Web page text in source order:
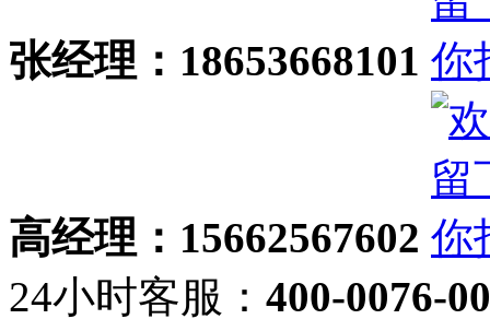
张经理：18653668101
高经理：15662567602
24小时客服： 400-0076-